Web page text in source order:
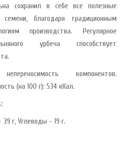
сохранил в себе все полезные
семени, благодаря традиционным
производства. Регулярное
урбеча способствует
компонентов.
(на 100 г): 534 кКал.
г, Углеводы - 19 г.